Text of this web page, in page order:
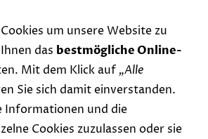
um unsere Website zu
das bestmögliche Online-
Mit dem Klick auf „Alle
Sie sich damit einverstanden.
und die
Cookies zuzulassen oder sie